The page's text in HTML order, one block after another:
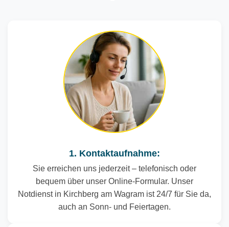
1. Kontaktaufnahme:
Sie erreichen uns jederzeit – telefonisch oder
bequem über unser Online-Formular. Unser
Notdienst in Kirchberg am Wagram ist 24/7 für Sie da,
auch an Sonn- und Feiertagen.